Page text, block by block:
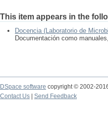
This item appears in the
Docencia (Laboratorio de
Documentación como
DSpace software copyright © 2002-
Contact Us
Send Feedback